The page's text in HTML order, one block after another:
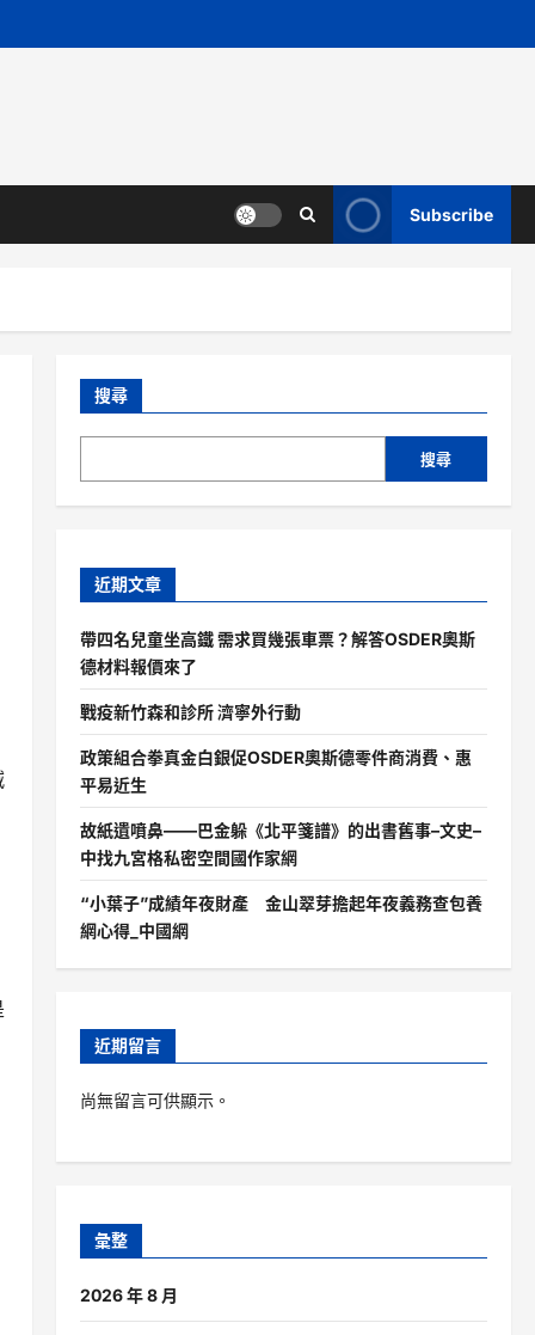
Subscribe
搜尋
搜尋
近期文章
帶四名兒童坐高鐵 需求買幾張車票？解答OSDER奧斯
德材料報價來了
戰疫新竹森和診所 濟寧外行動
政策組合拳真金白銀促OSDER奧斯德零件商消費、惠
平易近生
故紙遺噴鼻——巴金躲《北平箋譜》的出書舊事–文史–
中找九宮格私密空間國作家網
“小葉子”成績年夜財產 金山翠芽擔起年夜義務查包養
網心得_中國網
近期留言
尚無留言可供顯示。
彙整
2026 年 8 月